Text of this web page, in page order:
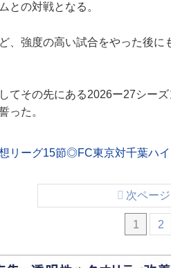
との対戦となる。
、強度の高い試合をやった後
てその先にある2026ー27シー
った。
想リーグ15節◎FC東京対千葉ハイ
1 2
次ページ